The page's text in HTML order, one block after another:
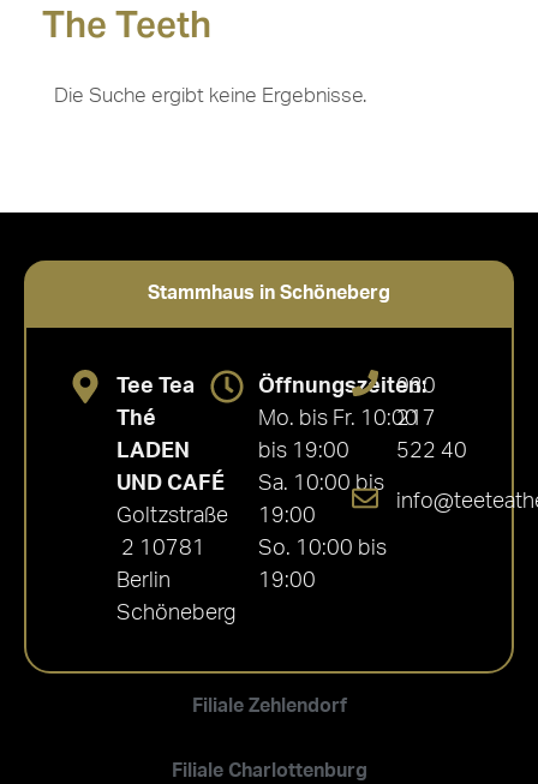
The Teeth
Die Suche ergibt keine Ergebnisse.
Stammhaus in Schöneberg
Filiale Zehlendorf
Filiale Charlottenburg
Tee Tea
Thé
LADEN
UND CAFÉ
Goltzstraße
2 10781
Berlin
Schöneberg
Öffnungszeiten:
Mo. bis Fr. 10:00
bis 19:00
Sa. 10:00 bis
19:00
So. 10:00 bis
19:00
030
217
522 40